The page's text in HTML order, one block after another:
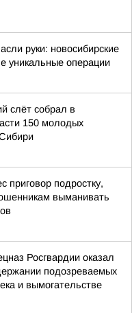
руки: новосибирские
уникальные операции
слёт собрал в
150 молодых
приговор подростку,
выманивать
Росгвардии оказал
подозреваемых
и вымогательстве